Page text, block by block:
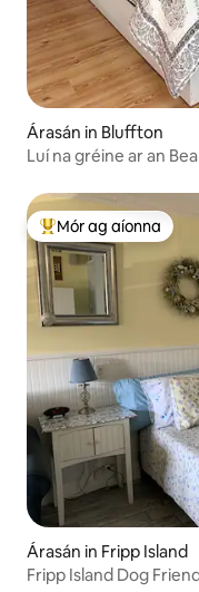
Árasán in Bluffton
Luí na gréine ar an
An-mhór ag aíonna
Mór ag aíonna
Árasán in Fripp Island
Fripp Island Dog